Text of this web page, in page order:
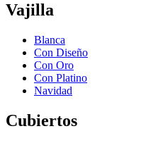
Vajilla
Blanca
Con Diseño
Con Oro
Con Platino
Navidad
Cubiertos